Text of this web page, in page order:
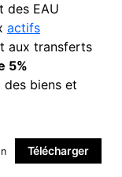
des EAU
actifs
aux transferts
5%
biens et
Télécharger